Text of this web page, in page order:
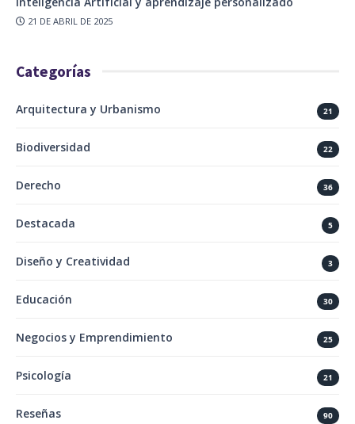
21 DE ABRIL DE 2025
Categorías
Arquitectura y Urbanismo 21
Biodiversidad 22
Derecho 36
Destacada 5
Diseño y Creatividad 3
Educación 30
Negocios y Emprendimiento 25
Psicología 21
Reseñas 90